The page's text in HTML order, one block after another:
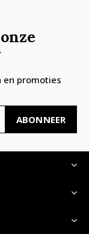
en promoties
ABONNEER